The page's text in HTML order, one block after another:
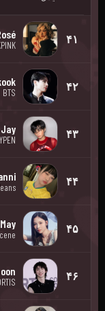
۴۱
۴۲ BTS
۴۳ Jay
۴۴
۴۵ May
۴۶